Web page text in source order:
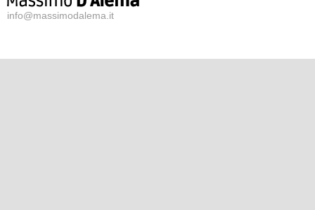
info@massimodalema.it